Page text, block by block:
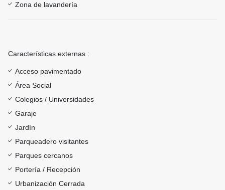
Zona de lavandería
Características externas :
Acceso pavimentado
Área Social
Colegios / Universidades
Garaje
Jardín
Parqueadero visitantes
Parques cercanos
Portería / Recepción
Urbanización Cerrada